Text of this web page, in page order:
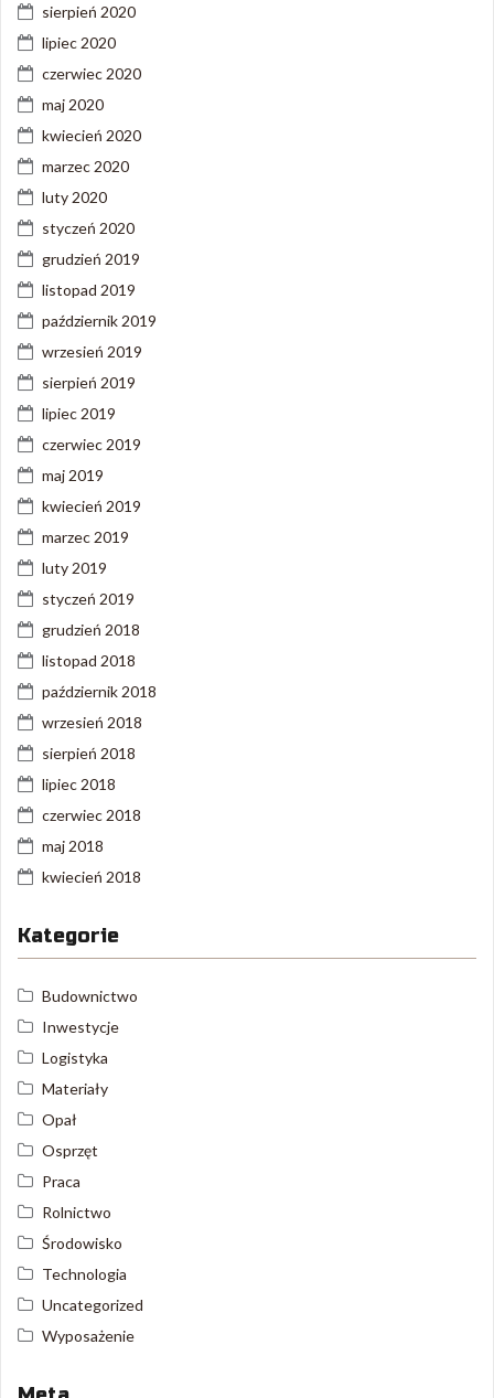
sierpień 2020
lipiec 2020
czerwiec 2020
maj 2020
kwiecień 2020
marzec 2020
luty 2020
styczeń 2020
grudzień 2019
listopad 2019
październik 2019
wrzesień 2019
sierpień 2019
lipiec 2019
czerwiec 2019
maj 2019
kwiecień 2019
marzec 2019
luty 2019
styczeń 2019
grudzień 2018
listopad 2018
październik 2018
wrzesień 2018
sierpień 2018
lipiec 2018
czerwiec 2018
maj 2018
kwiecień 2018
Kategorie
Budownictwo
Inwestycje
Logistyka
Materiały
Opał
Osprzęt
Praca
Rolnictwo
Środowisko
Technologia
Uncategorized
Wyposażenie